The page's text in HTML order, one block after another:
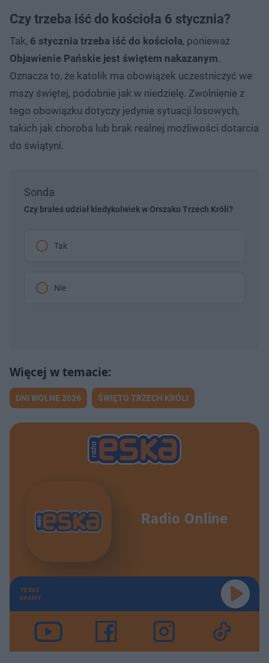
Czy trzeba iść do kościoła 6 stycznia?
Tak, 6 stycznia trzeba iść do kościoła, ponieważ
Objawienie Pańskie jest świętem nakazanym.
Oznacza to, że katolik ma obowiązek uczestniczyć we
mszy świętej, podobnie jak w niedzielę. Zwolnienie z
tego obowiązku dotyczy jedynie sytuacji losowych,
takich jak choroba lub brak realnej możliwości dotarcia
do świątyni.
Sonda
Czy brałeś udział kiedykolwiek w Orszaku Trzech Króli?
Tak
Nie
DNI WOLNE 2026 ŚWIĘTO TRZECH KRÓLI
Radio Online
TERAZ
GRAMY